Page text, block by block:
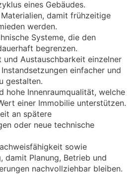
eines Gebäudes.
damit frühzeitige
werden.
Systeme, die den
begrenzen.
und Austauschbarkeit einzelner
einfacher und
gestalten.
hohe Innenraumqualität, welche
einer Immobilie unterstützen.
an spätere
oder neue technische
sowie
damit Planung, Betrieb und
nachvollziehbar bleiben.